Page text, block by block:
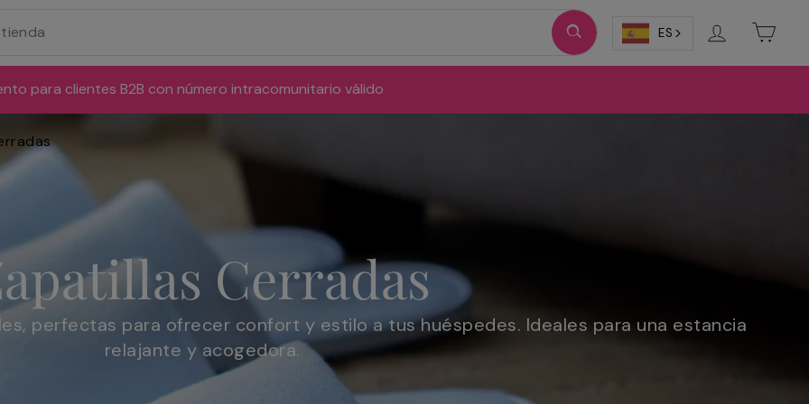
ES Ingresar
para clientes B2B con número intracomunitario válido
Cerradas
perfectas para ofrecer confort y estilo a tus huéspedes. Ideales para una estancia
relajante y acogedora.